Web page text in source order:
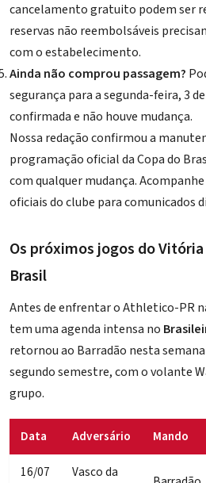
cancelamento gratuito podem ser
reservas não reembolsáveis
com o estabelecimento.
Ainda não comprou passagem?
segurança para a segunda-feira, 3
confirmada e não houve mudança.
Nossa redação confirmou a
programação oficial da Copa do
com qualquer mudança.
oficiais do clube para comunicados
Os próximos jogos do
Brasil
Antes de enfrentar o Athletico-PR
tem uma agenda intensa no
retornou ao Barradão nesta
segundo semestre, com o volante
grupo.
Data Adversário Mando
16/07
Vasco da